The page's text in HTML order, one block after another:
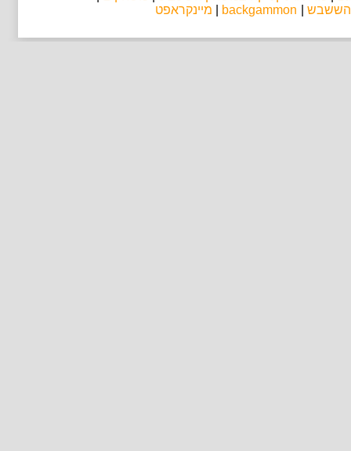
הששבש
backgammon מיינקראפט